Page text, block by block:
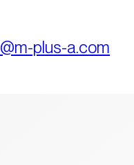
plus-a.com